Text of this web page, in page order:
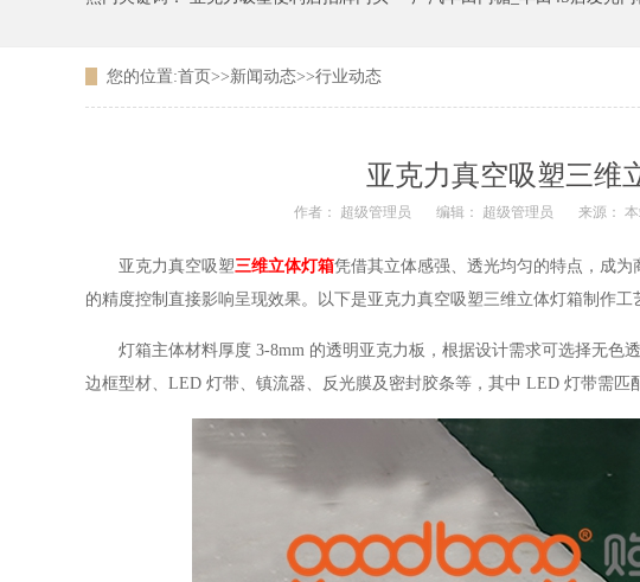
您的位置:首页 >>新闻动态>>行业动态
亚克力真空吸塑三维
作者： 超级管理员 编辑： 超级管理员 来源：
亚克力真空吸塑三维立体灯箱凭借其立体感强、透光均匀的特点，成
的精度控制直接影响呈现效果。以下是亚克力真空吸塑三维立体灯箱制作工
灯箱主体材料厚度 3-8mm 的透明亚克力板，根据设计需求可选择无色
边框型材、LED 灯带、镇流器、反光膜及密封胶条等，其中 LED 灯带需匹